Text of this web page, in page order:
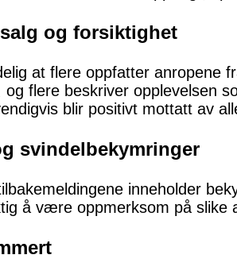
og forsiktighet
at flere oppfatter anropene
og flere beskriver opplevelsen
blir positivt mottatt av
svindelbekymringer
inneholder
å være oppmerksom på slike